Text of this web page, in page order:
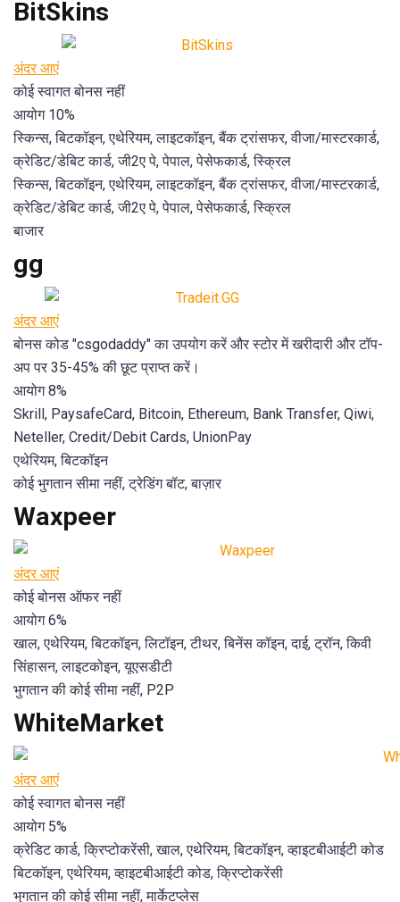
BitSkins
अंदर आएं
कोई स्वागत बोनस नहीं
आयोग 10%
स्किन्स, बिटकॉइन, एथेरियम, लाइटकॉइन, बैंक ट्रांसफर, वीजा/मास्टरकार्ड,
क्रेडिट/डेबिट कार्ड, जी2ए पे, पेपाल, पेसेफकार्ड, स्क्रिल
स्किन्स, बिटकॉइन, एथेरियम, लाइटकॉइन, बैंक ट्रांसफर, वीजा/मास्टरकार्ड,
क्रेडिट/डेबिट कार्ड, जी2ए पे, पेपाल, पेसेफकार्ड, स्क्रिल
बाजार
gg
अंदर आएं
बोनस कोड "csgodaddy" का उपयोग करें और स्टोर में खरीदारी और टॉप-
अप पर 35-45% की छूट प्राप्त करें।
आयोग 8%
Skrill, PaysafeCard, Bitcoin, Ethereum, Bank Transfer, Qiwi,
Neteller, Credit/Debit Cards, UnionPay
एथेरियम, बिटकॉइन
कोई भुगतान सीमा नहीं, ट्रेडिंग बॉट, बाज़ार
Waxpeer
अंदर आएं
कोई बोनस ऑफर नहीं
आयोग 6%
खाल, एथेरियम, बिटकॉइन, लिटॉइन, टीथर, बिनेंस कॉइन, दाई, ट्रॉन, किवी
सिंहासन, लाइटकोइन, यूएसडीटी
भुगतान की कोई सीमा नहीं, P2P
WhiteMarket
अंदर आएं
कोई स्वागत बोनस नहीं
आयोग 5%
क्रेडिट कार्ड, क्रिप्टोकरेंसी, खाल, एथेरियम, बिटकॉइन, व्हाइटबीआईटी कोड
बिटकॉइन, एथेरियम, व्हाइटबीआईटी कोड, क्रिप्टोकरेंसी
भुगतान की कोई सीमा नहीं, मार्केटप्लेस